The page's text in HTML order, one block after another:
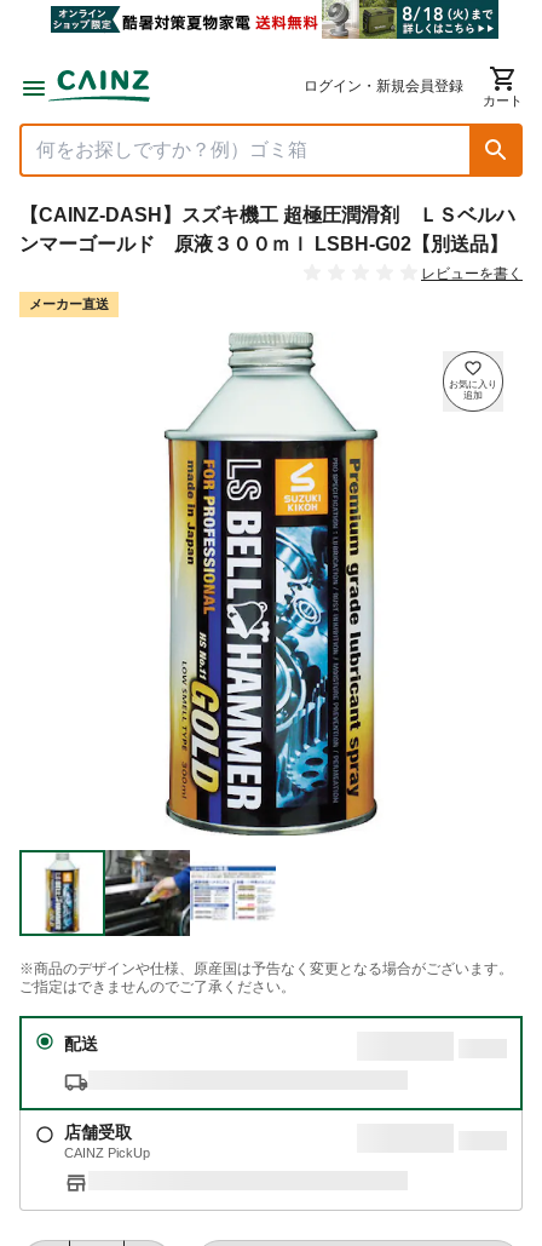
ログイン・新規会員登録
カート
【CAINZ-DASH】スズキ機工 超極圧潤滑剤 ＬＳベルハ
ンマーゴールド 原液３００ｍｌ LSBH-G02【別送品】
レビューを書く
メーカー直送
※商品のデザインや仕様、原産国は予告なく変更となる場合がございます。
ご指定はできませんのでご了承ください。
配送
店舗受取
CAINZ PickUp